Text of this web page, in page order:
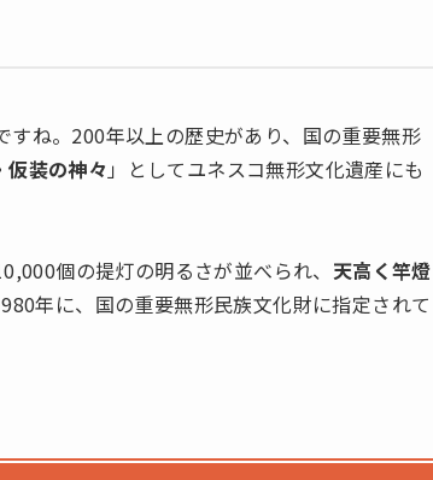
ね。200年以上の歴史があり、国の重要無形
仮装の神々 」としてユネスコ無形文化遺産にも
個の提灯の明るさが並べられ、 天高く竿燈
年に、国の重要無形民族文化財に指定されて